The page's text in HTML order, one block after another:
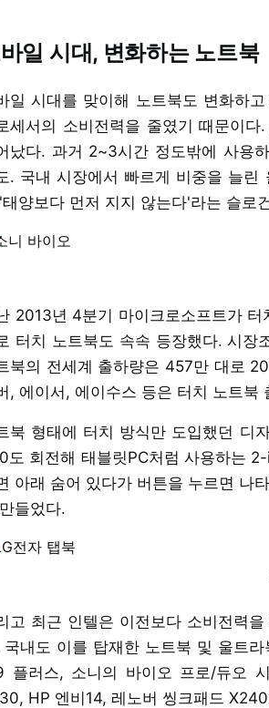
일 시대, 변화하는 노트북
일 시대를 맞이해 노트북도 변화하
세서의 소비전력을 줄였기 때문이
났다. 과거 2~3시간 정도밖에 사용
. 국내 시장에서 빠르게 비중을 늘린
양보다 먼저 지지 않는다'라는 슬로
2013년 4분기 마이크로소프트가
터치 노트북도 속속 등장했다. 시장
북의 전세계 출하량은 457만 대로
, 에이서, 에이수스 등은 터치 노트
북 형태에 터치 방식만 도입했던 디
도 회전해 태블릿PC처럼 사용하는
아래 숨어 있다가 버튼을 누르면 나
들었다.
고 최근 인텔은 이전보다 소비전력
국내도 이를 탑재한 노트북 및 울트
플러스, 소니의 바이오 프로/듀오
HP 엔비14, 레노버 씽크패드